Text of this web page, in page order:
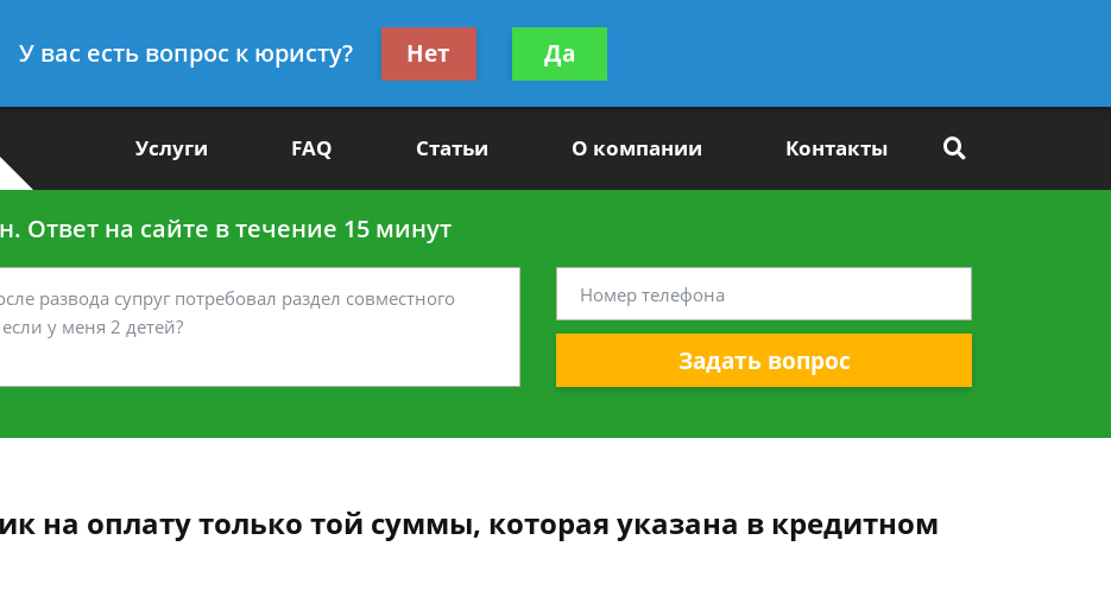
35-90
Получите консультацию
бесплатно
Услуги FAQ Статьи О компании Контакты
Ответ на сайте в течение 15 минут
Задать вопрос
на оплату только той суммы, которая указана в кредитном
У вас есть вопрос к юристу? Нет Да